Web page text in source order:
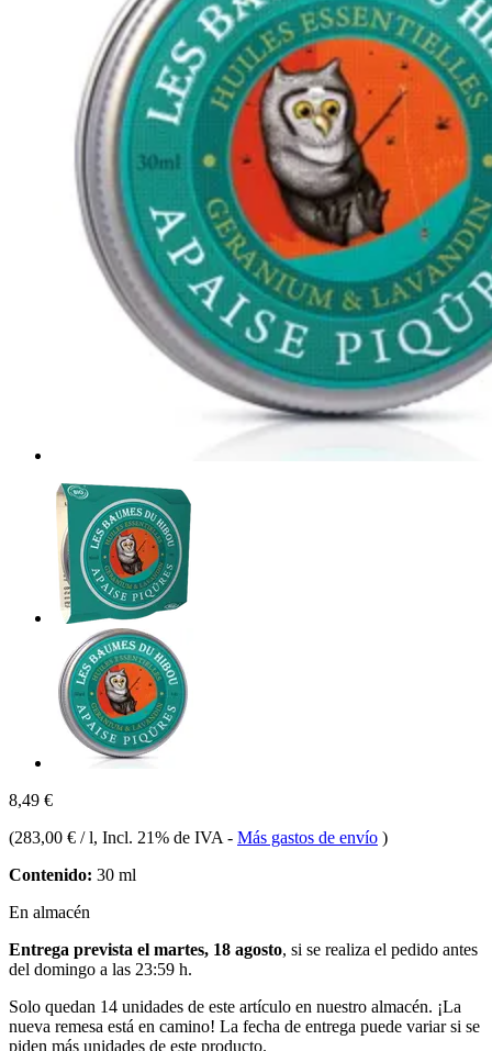
8,49 €
(283,00 € / l, Incl. 21% de IVA - Más gastos de envío )
Contenido: 30 ml
En almacén
Entrega prevista el martes, 18 agosto, si se realiza el pedido antes
del domingo a las 23:59 h.
Solo quedan 14 unidades de este artículo en nuestro almacén. ¡La
nueva remesa está en camino! La fecha de entrega puede variar si se
piden más unidades de este producto.